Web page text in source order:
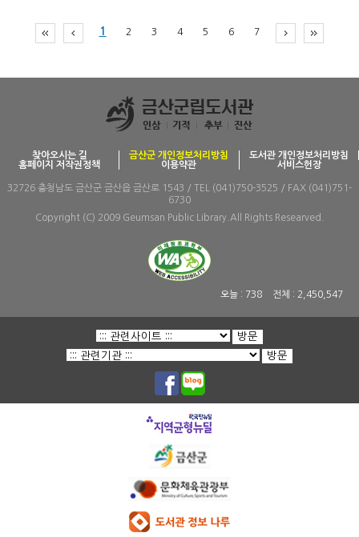
1 2 3 4 5 6 7
찾아오시는 길 금산군 개인정보처리방침
도서관 개인정보처리방침
홈페이지 저작권정책
이용약관 서비스헌장
32726 충청남도 금산군 금산읍 금산로 1543 / TEL (041)750-3525 / FAX (041)751-
6730
Copyright (C) 2009 Geumsan Public Library.All Rights Researved.
오늘 : 738 전체 : 2,450,547